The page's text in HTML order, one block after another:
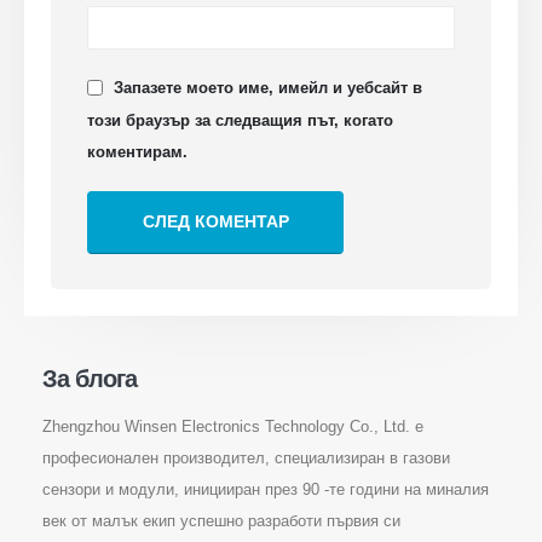
Запазете моето име, имейл и уебсайт в
този браузър за следващия път, когато
коментирам.
За блога
Zhengzhou Winsen Electronics Technology Co., Ltd. е
професионален производител, специализиран в газови
сензори и модули, иницииран през 90 -те години на миналия
век от малък екип успешно разработи първия си
хладилен газ
Следвайте ни
Уинсен. © 2026. Всички права запазени
Политика за поверителност